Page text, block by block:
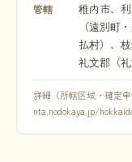
管轄
稚内市、
（遠別町
払村）、
礼文郡（礼
詳細（所轄区域・確定
nta.nodokaya.jp/